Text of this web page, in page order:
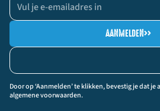
Door op ‘Aanmelden’ te klikken, bevestig je dat
algemene voorwaarden.
AANMELDEN>>